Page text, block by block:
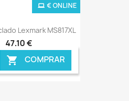
Lexmark MS817XL
47,10 €
 COMPRAR
€ ONLINE